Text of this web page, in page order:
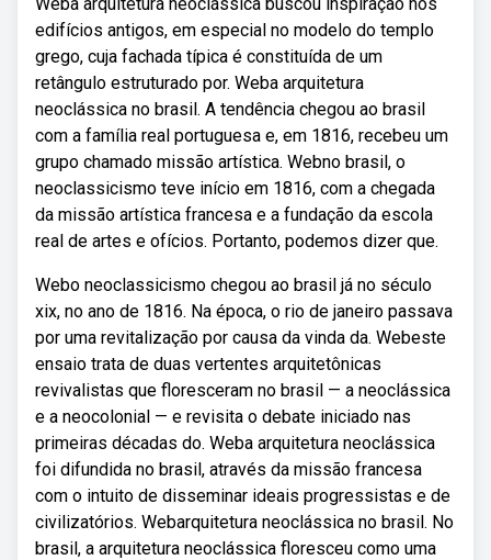
edifícios antigos, em especial no modelo do templo
grego, cuja fachada típica é constituída de um
retângulo estruturado por. Weba arquitetura
neoclássica no brasil. A tendência chegou ao brasil
com a família real portuguesa e, em 1816, recebeu um
grupo chamado missão artística. Webno brasil, o
neoclassicismo teve início em 1816, com a chegada
da missão artística francesa e a fundação da escola
real de artes e ofícios. Portanto, podemos dizer que.
Webo neoclassicismo chegou ao brasil já no século
xix, no ano de 1816. Na época, o rio de janeiro passava
por uma revitalização por causa da vinda da. Webeste
ensaio trata de duas vertentes arquitetônicas
revivalistas que floresceram no brasil — a neoclássica
e a neocolonial — e revisita o debate iniciado nas
primeiras décadas do. Weba arquitetura neoclássica
foi difundida no brasil, através da missão francesa
com o intuito de disseminar ideais progressistas e de
civilizatórios. Webarquitetura neoclássica no brasil. No
brasil, a arquitetura neoclássica floresceu como uma